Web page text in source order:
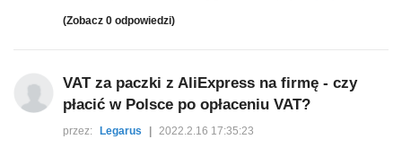
(Zobacz 0 odpowiedzi)
VAT za paczki z AliExpress na firmę - czy
płacić w Polsce po opłaceniu VAT?
przez: Legarus 2022.2.16 17:35:23